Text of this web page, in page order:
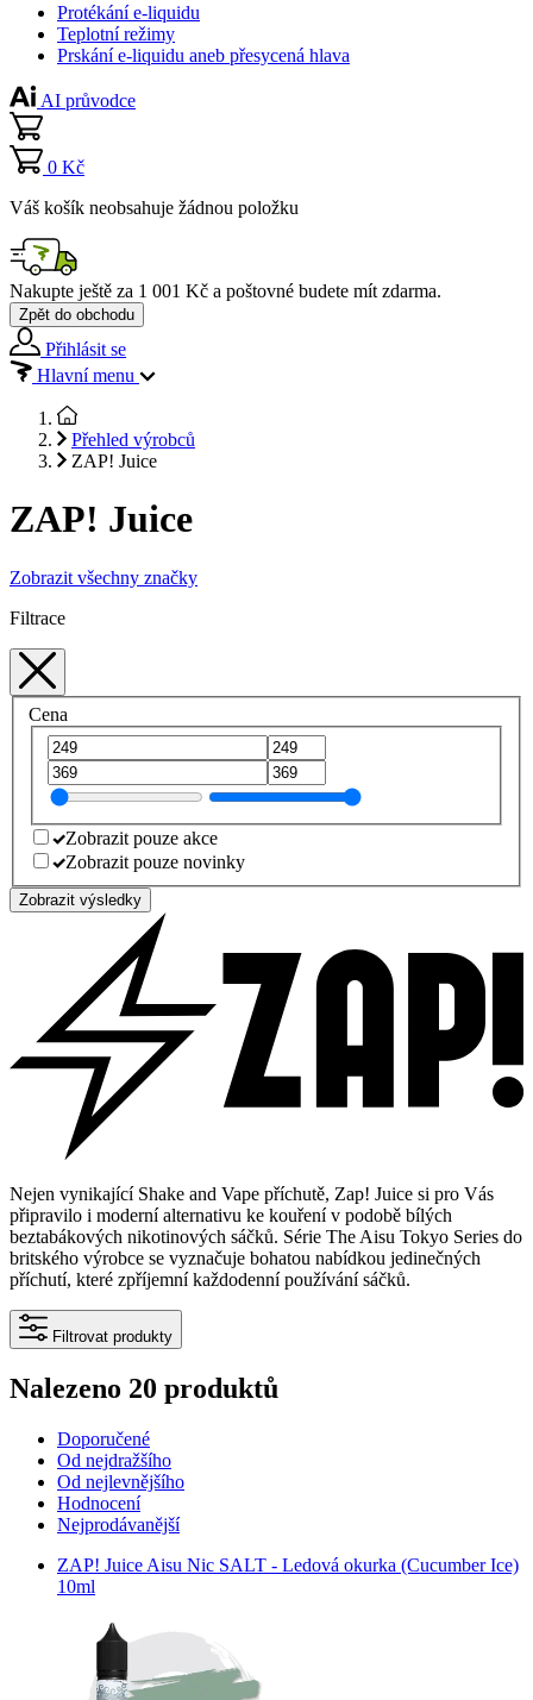
Protékání e-liquidu
Teplotní režimy
Prskání e-liquidu aneb přesycená hlava
AI průvodce
0 Kč
Váš košík neobsahuje žádnou položku
Nakupte ještě za 1 001 Kč a poštovné budete mít zdarma.
Zpět do obchodu
Přihlásit se
Hlavní menu
Přehled výrobců
ZAP! Juice
ZAP! Juice
Zobrazit všechny značky
Filtrace
Cena
Zobrazit pouze akce
Zobrazit pouze novinky
Zobrazit výsledky
Nejen vynikající Shake and Vape příchutě, Zap! Juice si pro Vás
připravilo i moderní alternativu ke kouření v podobě bílých
beztabákových nikotinových sáčků. Série The Aisu Tokyo Series do
britského výrobce se vyznačuje bohatou nabídkou jedinečných
příchutí, které zpříjemní každodenní používání sáčků.
Filtrovat produkty
Nalezeno 20 produktů
Doporučené
Od nejdražšího
Od nejlevnějšího
Hodnocení
Nejprodávanější
ZAP! Juice Aisu Nic SALT - Ledová okurka (Cucumber Ice)
10ml